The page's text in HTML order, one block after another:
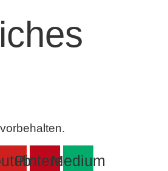
PinterestMedium